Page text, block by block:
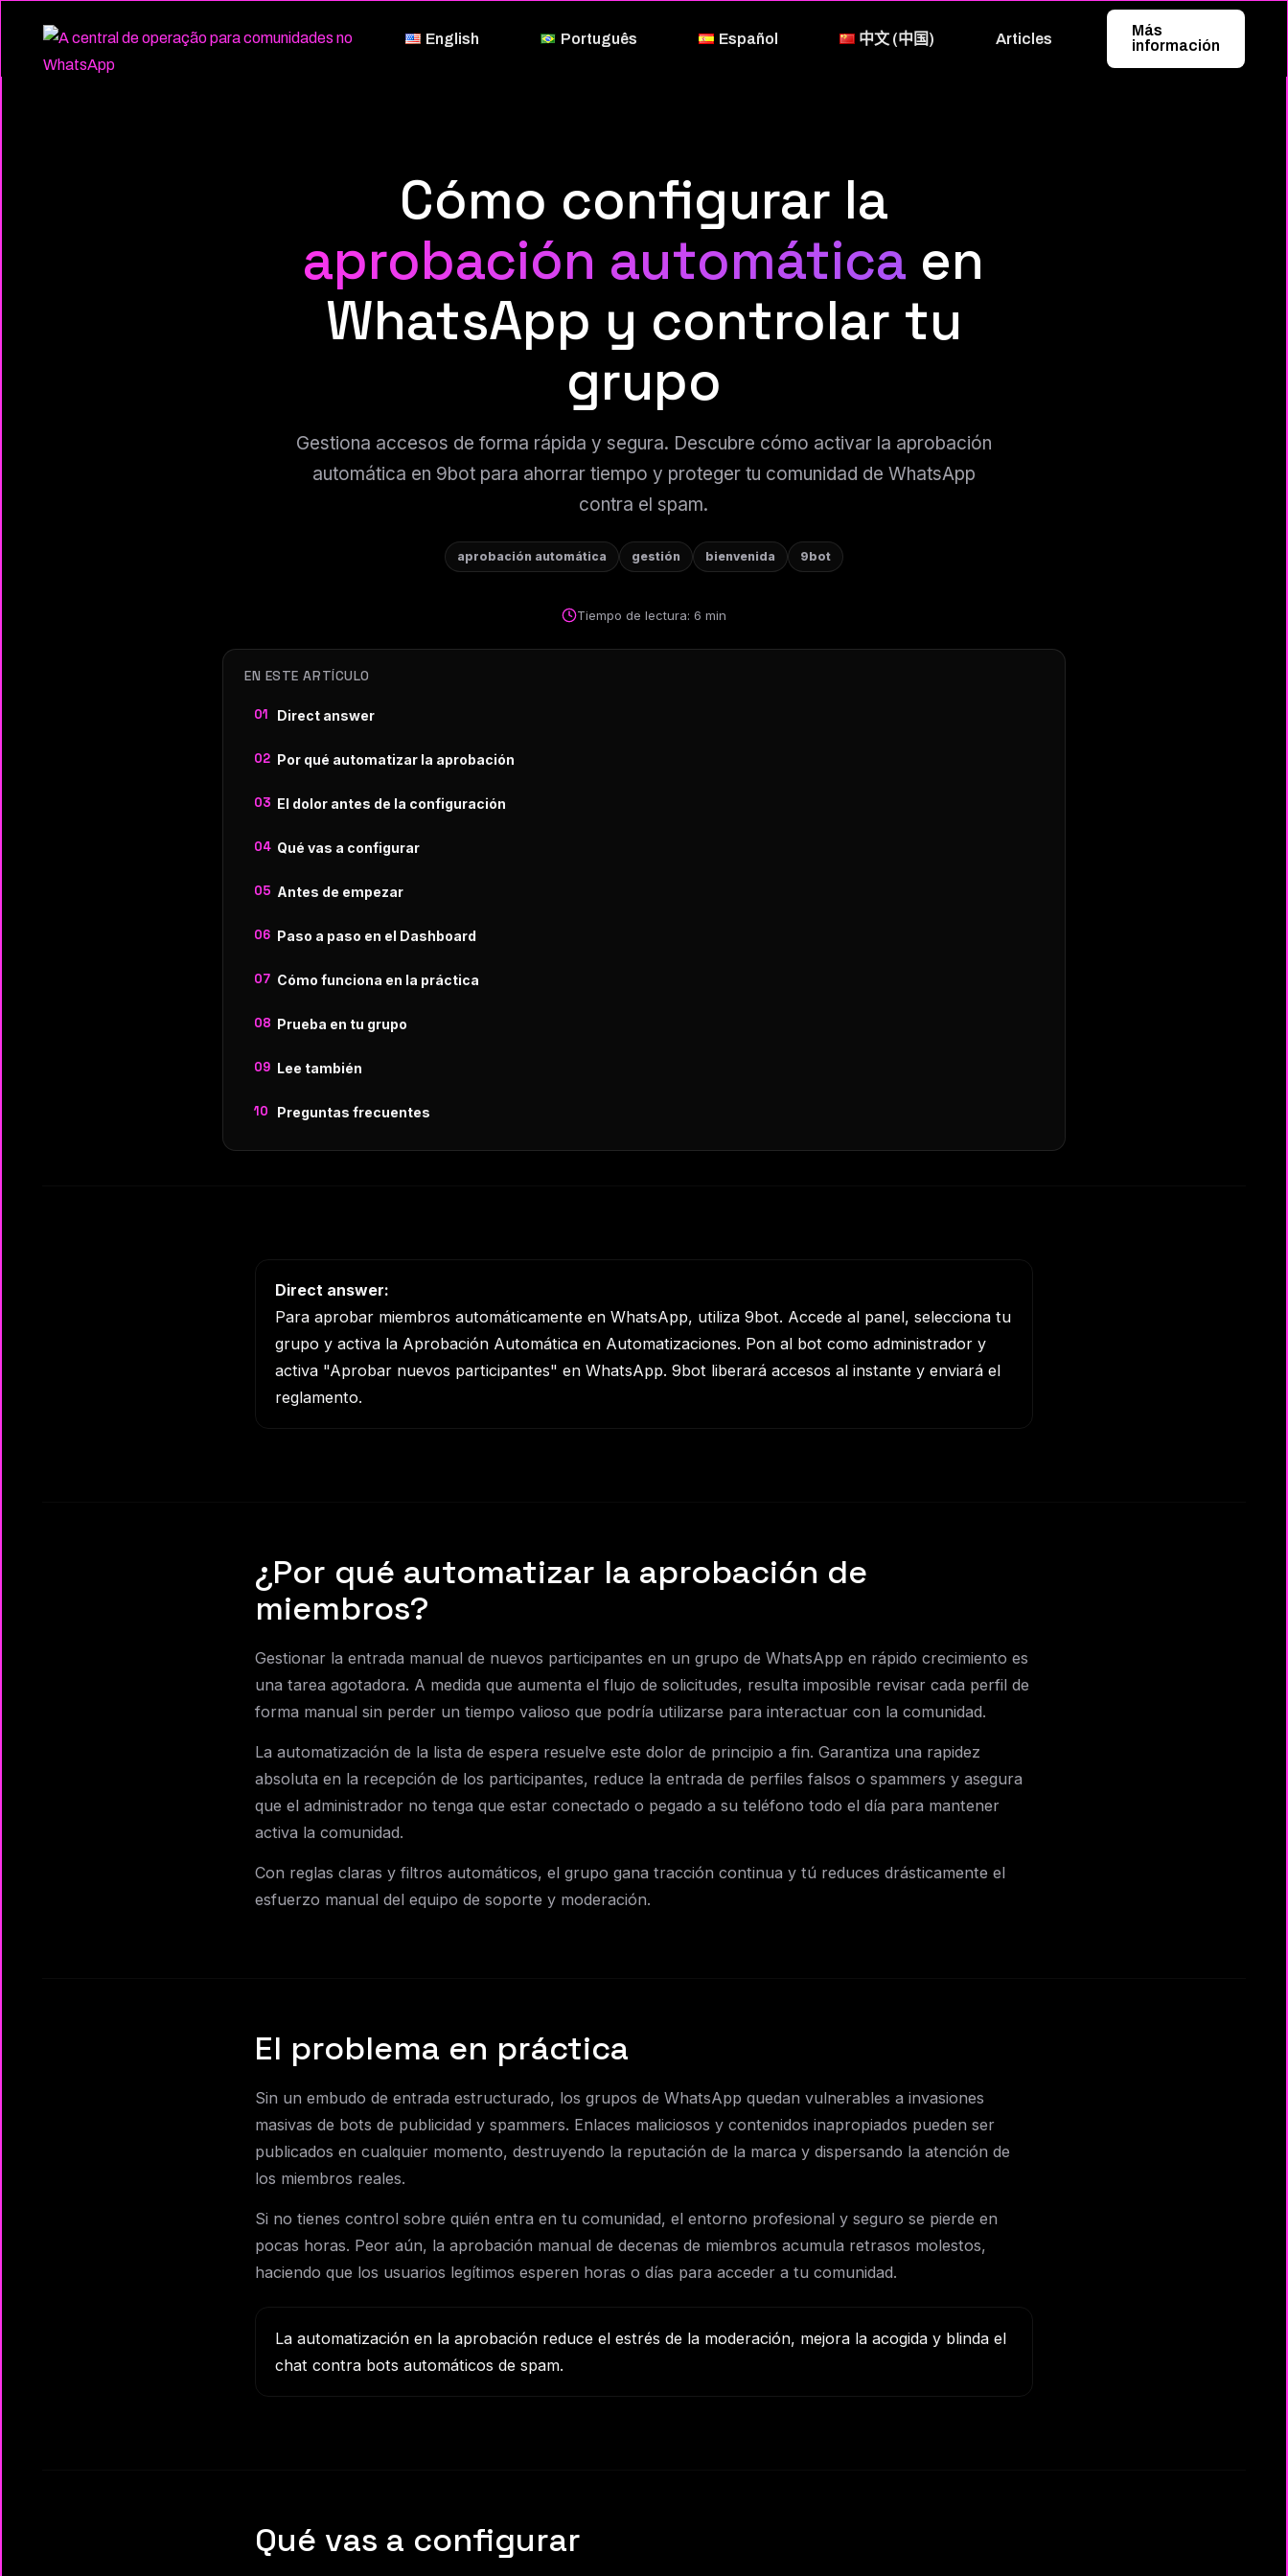
English Português Español 中文 (中国) Articles
Más
información
Cómo configurar la
aprobación automática en
WhatsApp y controlar tu
grupo
Gestiona accesos de forma rápida y segura. Descubre cómo activar la aprobación
automática en 9bot para ahorrar tiempo y proteger tu comunidad de WhatsApp
contra el spam.
aprobación automática gestión bienvenida 9bot
Tiempo de lectura: 6 min
EN ESTE ARTÍCULO
Direct answer
Por qué automatizar la aprobación
El dolor antes de la configuración
Qué vas a configurar
Antes de empezar
Paso a paso en el Dashboard
Cómo funciona en la práctica
Prueba en tu grupo
Lee también
Preguntas frecuentes
Direct answer:
Para aprobar miembros automáticamente en WhatsApp, utiliza 9bot. Accede al panel, selecciona tu
grupo y activa la Aprobación Automática en Automatizaciones. Pon al bot como administrador y
activa "Aprobar nuevos participantes" en WhatsApp. 9bot liberará accesos al instante y enviará el
reglamento.
¿Por qué automatizar la aprobación de
miembros?
Gestionar la entrada manual de nuevos participantes en un grupo de WhatsApp en rápido crecimiento es
una tarea agotadora. A medida que aumenta el flujo de solicitudes, resulta imposible revisar cada perfil de
forma manual sin perder un tiempo valioso que podría utilizarse para interactuar con la comunidad.
La automatización de la lista de espera resuelve este dolor de principio a fin. Garantiza una rapidez
absoluta en la recepción de los participantes, reduce la entrada de perfiles falsos o spammers y asegura
que el administrador no tenga que estar conectado o pegado a su teléfono todo el día para mantener
activa la comunidad.
Con reglas claras y filtros automáticos, el grupo gana tracción continua y tú reduces drásticamente el
esfuerzo manual del equipo de soporte y moderación.
El problema en práctica
Sin un embudo de entrada estructurado, los grupos de WhatsApp quedan vulnerables a invasiones
masivas de bots de publicidad y spammers. Enlaces maliciosos y contenidos inapropiados pueden ser
publicados en cualquier momento, destruyendo la reputación de la marca y dispersando la atención de
los miembros reales.
Si no tienes control sobre quién entra en tu comunidad, el entorno profesional y seguro se pierde en
pocas horas. Peor aún, la aprobación manual de decenas de miembros acumula retrasos molestos,
haciendo que los usuarios legítimos esperen horas o días para acceder a tu comunidad.
La automatización en la aprobación reduce el estrés de la moderación, mejora la acogida y blinda el
chat contra bots automáticos de spam.
Qué vas a configurar